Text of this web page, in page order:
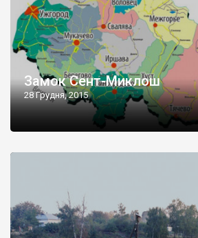
Замок Сент-Миклош
28 Грудня, 2015